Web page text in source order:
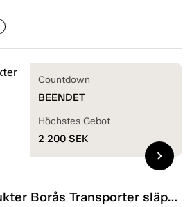
Järn och stålprodukter Borås Transporter släpkärra
Countdown
BEENDET
Höchstes Gebot
2 200 SEK
chevron_right